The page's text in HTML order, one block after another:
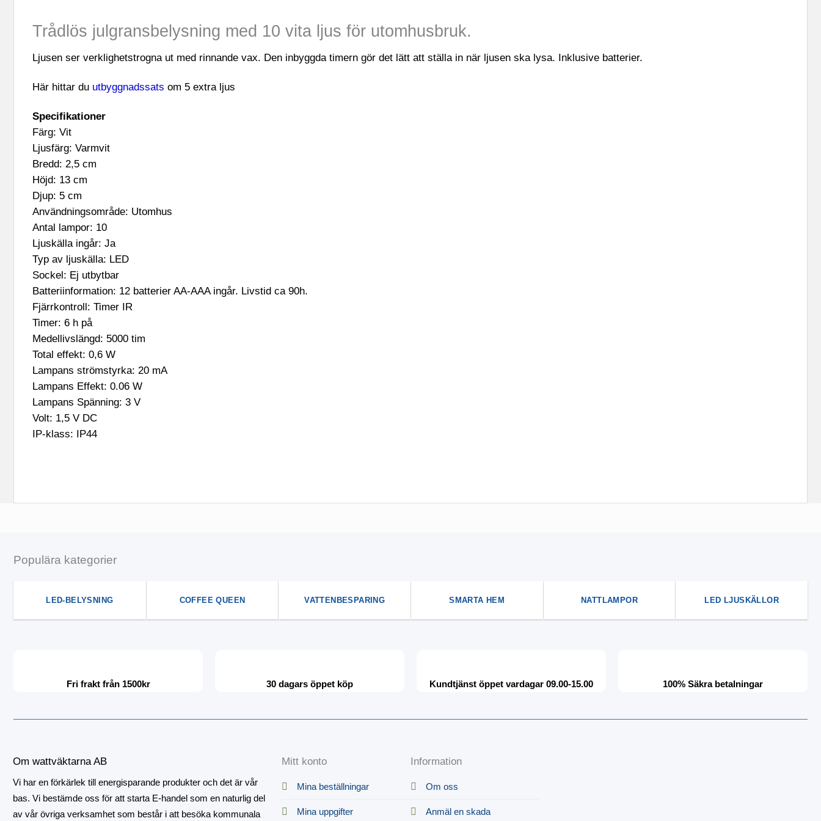
Trådlös julgransbelysning med 10 vita ljus för utomhusbruk.
Ljusen ser verklighetstrogna ut med rinnande vax. Den inbyggda timern gör det lätt att ställa in när ljusen ska lysa. Inklusive batterier.
Här hittar du utbyggnadssats om 5 extra ljus
Specifikationer
Färg: Vit
Ljusfärg: Varmvit
Bredd: 2,5 cm
Höjd: 13 cm
Djup: 5 cm
Användningsområde: Utomhus
Antal lampor: 10
Ljuskälla ingår: Ja
Typ av ljuskälla: LED
Sockel: Ej utbytbar
Batteriinformation: 12 batterier AA-AAA ingår. Livstid ca 90h.
Fjärrkontroll: Timer IR
Timer: 6 h på
Medellivslängd: 5000 tim
Total effekt: 0,6 W
Lampans strömstyrka: 20 mA
Lampans Effekt: 0.06 W
Lampans Spänning: 3 V
Volt: 1,5 V DC
IP-klass: IP44
Populära kategorier
LED-BELYSNING COFFEE QUEEN VATTENBESPARING SMARTA HEM NATTLAMPOR LED LJUSKÄLLOR
Fri frakt från 1500kr 30 dagars öppet köp Kundtjänst öppet vardagar 09.00-15.00 100% Säkra betalningar
Om wattväktarna AB
Vi har en förkärlek till energisparande produkter och det är vår
bas. Vi bestämde oss för att starta E-handel som en naturlig del
av vår övriga verksamhet som består i att besöka kommunala
Mitt konto
Mina beställningar
Mina uppgifter
Information
Om oss
Anmäl en skada